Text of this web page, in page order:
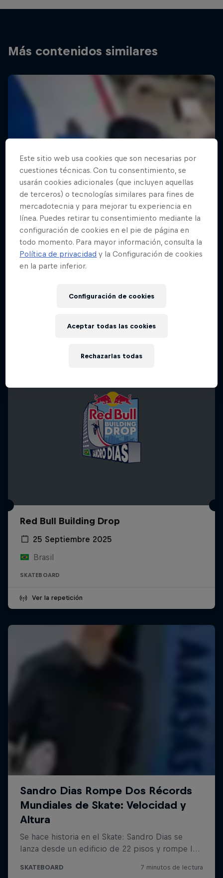
Más contenidos similares
Red Bull Building Drop
25 Septiembre 2025
Brasil
SKATEBOARD
Ver la repetición
Este sitio web usa cookies que son necesarias por
cuestiones técnicas. Con tu consentimiento, se
usarán cookies adicionales (que incluyen aquellas
de terceros) o tecnologías similares para fines de
mercadotecnia y para mejorar tu experiencia en
línea. Puedes retirar tu consentimiento mediante la
configuración de cookies en el pie de página en
todo momento. Para mayor información, consulta la
Política de privacidad y la Configuración de cookies
en la parte inferior.
Configuración de cookies
Rechazarlas todas
Aceptar todas las cookies